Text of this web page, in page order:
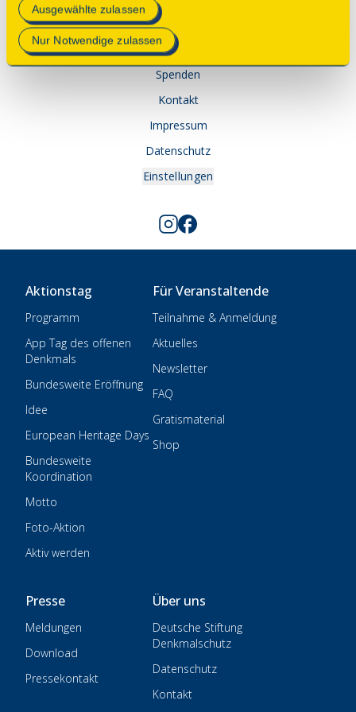
Mehr Informationen finden Sie in unserer
Datenschutzerklärung.
Ausgewählte zulassen
Nur Notwendige zulassen
© 2025 Deutsche Stiftung Denkmalschutz • Schlegelstraße
1 • 53113 Bonn
Spenden
Kontakt
Impressum
Datenschutz
Einstellungen
Aktionstag
Programm
App Tag des offenen
Denkmals
Bundesweite Eröffnung
Idee
European Heritage Days
Bundesweite
Koordination
Motto
Foto-Aktion
Aktiv werden
Für Veranstaltende
Teilnahme & Anmeldung
Aktuelles
Newsletter
FAQ
Gratismaterial
Shop
Presse
Meldungen
Download
Pressekontakt
Über uns
Deutsche Stiftung
Denkmalschutz
Datenschutz
Kontakt